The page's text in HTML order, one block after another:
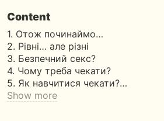
Content
1. Отож починаймо…
2. Рівні… але різні
3. Безпечний секс?
4. Чому треба чекати?
5. Як навчитися чекати?…
Show more